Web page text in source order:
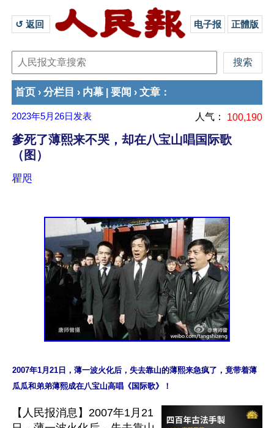
↺ 返回 电子报 正體版
首页 › 分栏目 › 内幕 要闻 › 文章 ：
2023年5月26日 发表 人气： 100,190
爹死了薄熙来不哭，却在八宝山唱国际歌
（图）
瞿咫
2007年1月21日，薄一波火化后，失去靠山的薄熙来急疯了，竟带着薄
瓜瓜和弟弟薄熙成在八宝山高唱《国际歌》！
【人民报消息】2007年1月21